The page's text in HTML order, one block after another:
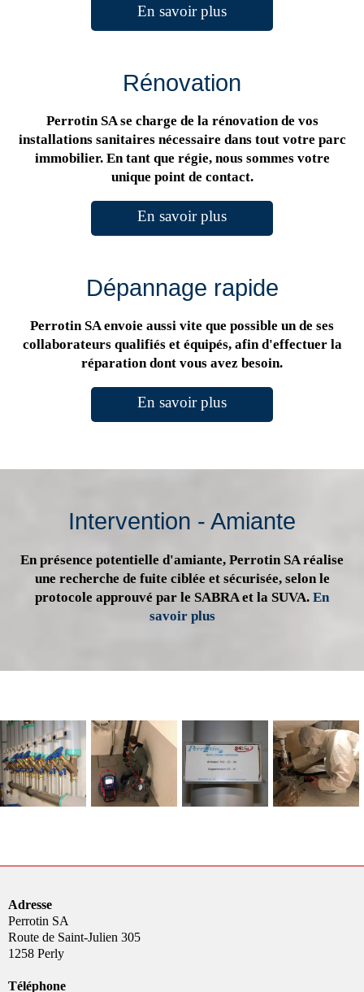
En savoir plus
Rénovation
Perrotin SA se charge de la rénovation de vos
installations sanitaires nécessaire dans tout votre parc
immobilier. En tant que régie, nous sommes votre
unique point de contact.
En savoir plus
Dépannage rapide
Perrotin SA envoie aussi vite que possible un de ses
collaborateurs qualifiés et équipés, afin d'effectuer la
réparation dont vous avez besoin.
En savoir plus
Intervention - Amiante
En présence potentielle d'amiante, Perrotin SA réalise
une recherche de fuite ciblée et sécurisée, selon le
protocole approuvé par le SABRA et la SUVA. En
savoir plus
Adresse
Perrotin SA
Route de Saint-Julien 305
1258 Perly
Téléphone